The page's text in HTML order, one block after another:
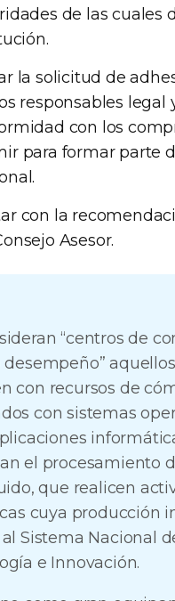
de las cuales
la solicitud de
responsables legal
con los
para formar parte
con la
Asesor.
“centros de
con recursos de
con sistemas
el procesamiento
que realicen
cuya producción
Sistema Nacional
e Innovación.